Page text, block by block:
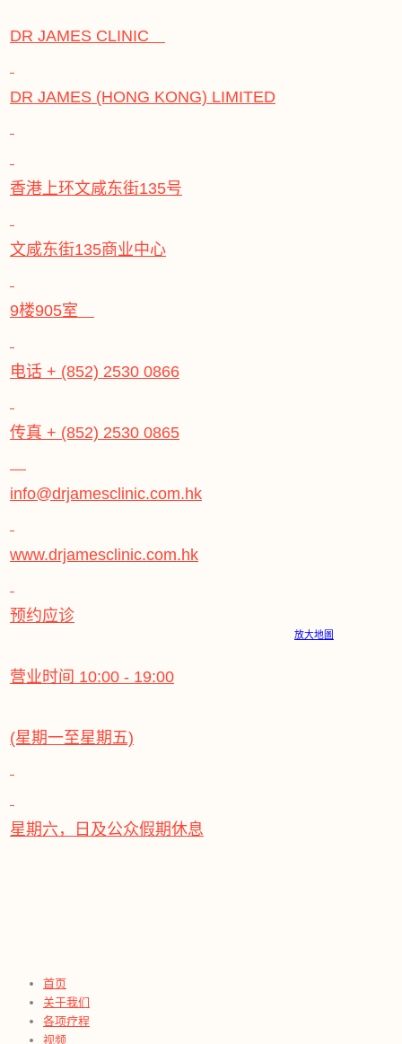
DR JAMES CLINIC
DR JAMES (HONG KONG) LIMITED
香港上环文咸东街135号
文咸东街135商业中心
9楼905室
电话 + (852) 2530 0866
传真 + (852) 2530 0865
info@drjamesclinic.com.hk
www.drjamesclinic.com.hk
预约应诊
营业时间 10:00 - 19:00
(星期一至星期五)
星期六，日及公众假期休息
放大地圖
首页
关于我们
各项疗程
视频